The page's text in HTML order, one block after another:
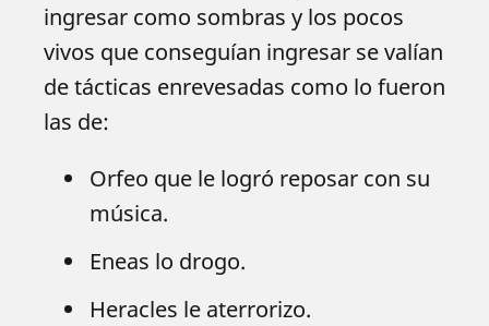
ingresar como sombras y los pocos
vivos que conseguían ingresar se valían
de tácticas enrevesadas como lo fueron
las de:
Orfeo que le logró reposar con su
música.
Eneas lo drogo.
Heracles le aterrorizo.